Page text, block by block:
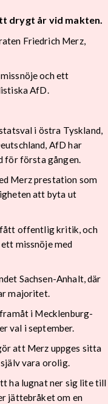
drygt år vid makten.
Friedrich Merz,
och ett
AfD.
i östra Tyskland,
AfD har
för första gången.
Merz prestation som
att byta ut
fått offentlig kritik, och
missnöje med
Sachsen-Anhalt, där
majoritet.
i Mecklenburg-
val i september.
att Merz uppges sitta
vara orolig.
ha lugnat ner sig lite till
jättebråket om en